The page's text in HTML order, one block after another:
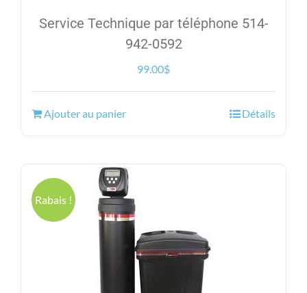
Service Technique par téléphone 514-
942-0592
99.00$
Ajouter au panier Détails
Rabais !